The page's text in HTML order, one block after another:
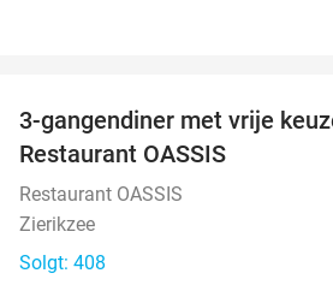
3-gangendiner met vrije
Restaurant OASSIS
Restaurant OASSIS
Zierikzee
Solgt: 408